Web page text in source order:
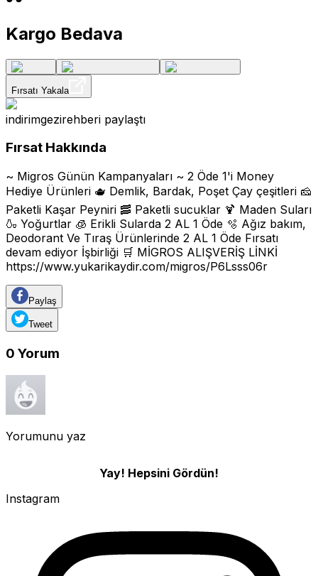
Kargo Bedava
Fırsatı Yakala
indirimgezirehberi paylaştı
Fırsat Hakkında
~ Migros Günün Kampanyaları ~ 2 Öde 1'i Money
Hediye Ürünleri 🫖 Demlik, Bardak, Poşet Çay çeşitleri 🧀
Paketli Kaşar Peyniri 🥓 Paketli sucuklar 🍹 Maden Suları
🍶 Yoğurtlar 🧊 Erikli Sularda 2 AL 1 Öde 🫧 Ağız bakım,
Deodorant Ve Tıraş Ürünlerinde 2 AL 1 Öde Fırsatı
devam ediyor İşbirliği 🛒 MİGROS ALIŞVERİŞ LİNKİ
https://www.yukarikaydir.com/migros/P6Lsss06r
Paylaş
Tweet
0 Yorum
Yorumunu yaz
Yay! Hepsini Gördün!
Instagram